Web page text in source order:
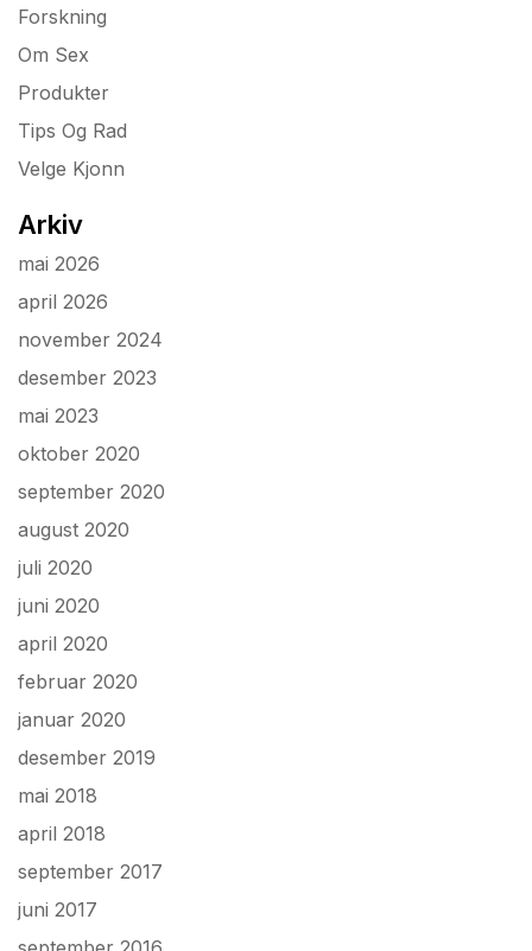
Forskning
Om Sex
Produkter
Tips Og Rad
Velge Kjonn
Arkiv
mai 2026
april 2026
november 2024
desember 2023
mai 2023
oktober 2020
september 2020
august 2020
juli 2020
juni 2020
april 2020
februar 2020
januar 2020
desember 2019
mai 2018
april 2018
september 2017
juni 2017